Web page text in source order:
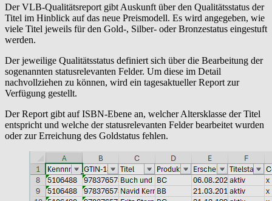
Der VLB-Qualitätsreport gibt Auskunft über den Qualitätsstatus der
Titel im Hinblick auf das neue Preismodell. Es wird angegeben, wie
viele Titel jeweils für den Gold-, Silber- oder Bronzestatus eingestuft
werden.
Der jeweilige Qualitätsstatus definiert sich über die Bearbeitung der
sogenannten statusrelevanten Felder. Um diese im Detail
nachvollziehen zu können, wird ein tagesaktueller Report zur
Verfügung gestellt.
Der Report gibt auf ISBN-Ebene an, welcher Altersklasse der Titel
entspricht und welche der statusrelevanten Felder bearbeitet wurden
oder zur Erreichung des Goldstatus fehlen.